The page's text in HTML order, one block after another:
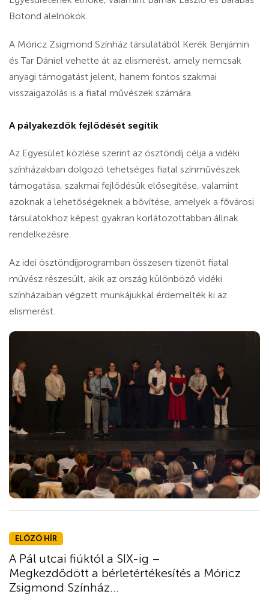
Botond alelnökök.
A Móricz Zsigmond Színház társulatából Kerék Benjámin
és Tar Dániel vehette át az elismerést, amely nemcsak
anyagi támogatást jelent, hanem fontos szakmai
visszaigazolás is a fiatal művészek számára.
A pályakezdők fejlődését segítik
Az Egyesület közlése szerint az ösztöndíj célja a vidéki
színházakban dolgozó tehetséges fiatal színművészek
támogatása, szakmai fejlődésük elősegítése, valamint
azoknak a lehetőségeknek a bővítése, amelyek a fővárosi
társulatokhoz képest gyakran korlátozottabban állnak
rendelkezésre.
Az idei ösztöndíjprogramban összesen tizenöt fiatal
művész részesült, akik az ország különböző vidéki
színházaiban végzett munkájukkal érdemelték ki az
elismerést.
ELŐZŐ HÍR
A Pál utcai fiúktól a SIX-ig –
Megkezdődött a bérletértékesítés a Móricz
Zsigmond Színház...